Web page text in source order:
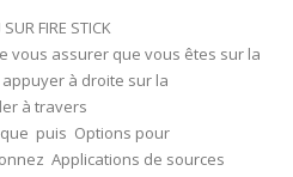
FIRE STICK
vous assurer que vous êtes sur la
à droite sur la
à travers
puis Options pour
Applications de sources